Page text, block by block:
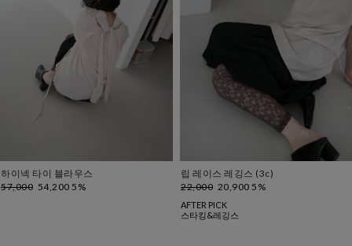
하이넥 타이 블라우스
57,000 54,200 5%
립 레이스 레깅스 (3c)
22,000 20,900 5%
AFTER PICK
스타킹&레깅스